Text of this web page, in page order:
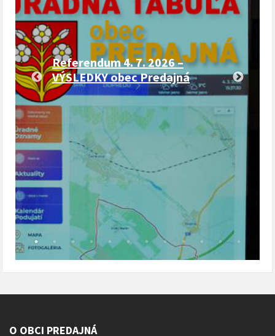
Referendum 4. 7. 2026 –
VÝSLEDKY obec Predajná
O OBCI PREDAJNÁ